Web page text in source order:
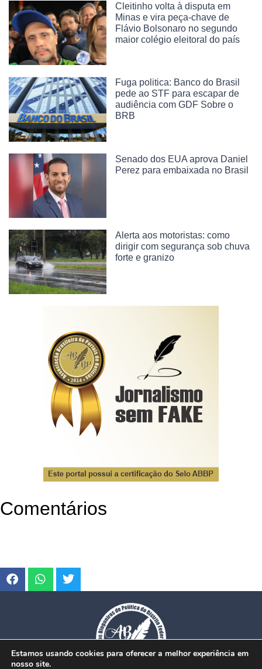
Cleitinho volta à disputa em
Minas e vira peça-chave de
Flávio Bolsonaro no segundo
maior colégio eleitoral do país
Fuga politica: Banco do Brasil
pede ao STF para escapar de
audiência com GDF Sobre o
BRB
Senado dos EUA aprova Daniel
Perez para embaixada no Brasil
Alerta aos motoristas: como
dirigir com segurança sob chuva
forte e granizo
Comentários
Estamos usando cookies para oferecer a melhor experiência em
nosso site.